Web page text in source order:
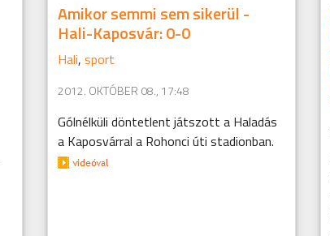
Amikor semmi sem sikerül -
Hali-Kaposvár: 0-0
Hali, sport
2012. OKTÓBER 08., 17:48
Gólnélküli döntetlent játszott a Haladás
a Kaposvárral a Rohonci úti stadionban.